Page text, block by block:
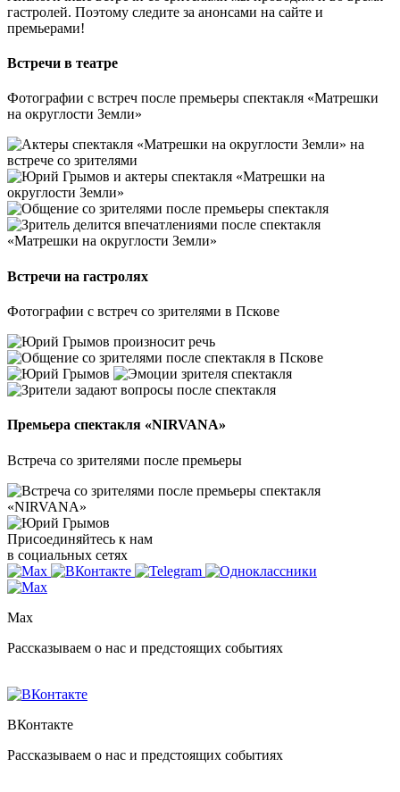
гастролей. Поэтому следите за анонсами на сайте и
премьерами!
Встречи в театре
Фотографии с встреч после премьеры спектакля «Матрешки
на округлости Земли»
Встречи на гастролях
Фотографии с встреч со зрителями в Пскове
Премьера спектакля «NIRVANA»
Встреча со зрителями после премьеры
Присоединяйтесь к нам
в социальных сетях
Max
Рассказываем о нас и предстоящих событиях
ВКонтакте
Рассказываем о нас и предстоящих событиях